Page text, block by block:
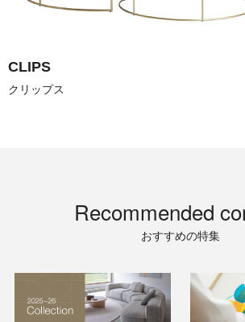
CLIPS
Recommended
おすすめの特集